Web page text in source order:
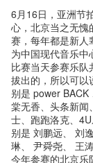
6月 16日，亚洲节
心，北京当之无愧
赛，每年都是新人
为中国现代音乐中
比赛当天参赛乐队
拔出的，所以可以
别是 power BACK
棠无香、头条新闻
士、跑跑洛克、
别是 刘鹏远、 刘
琳、 尹舜尧、 王
今年参赛的北京乐